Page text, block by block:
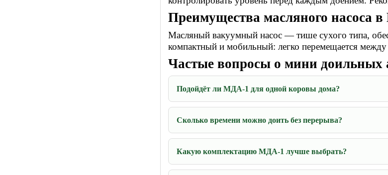
Преимущества масляного насоса
Масляный вакуумный насос — тише сухого типа,
компактный и мобильный: легко перемещается
Частые вопросы о мини
Подойдёт ли МДА-1 для одной коровы дома?
Сколько времени можно доить без перерыва?
Какую комплектацию МДА-1 лучше выбрать?